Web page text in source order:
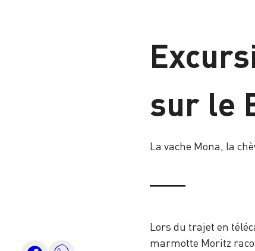
sur le
La vache Mona, la
Lors du trajet en
marmotte Moritz